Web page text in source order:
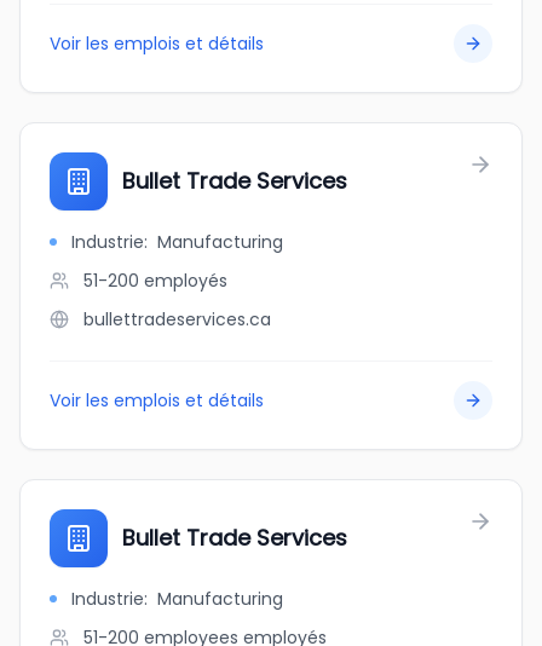
Voir les emplois et détails
Bullet Trade Services
Industrie: Manufacturing
51-200 employés
bullettradeservices.ca
Voir les emplois et détails
Bullet Trade Services
Industrie: Manufacturing
51-200 employees employés